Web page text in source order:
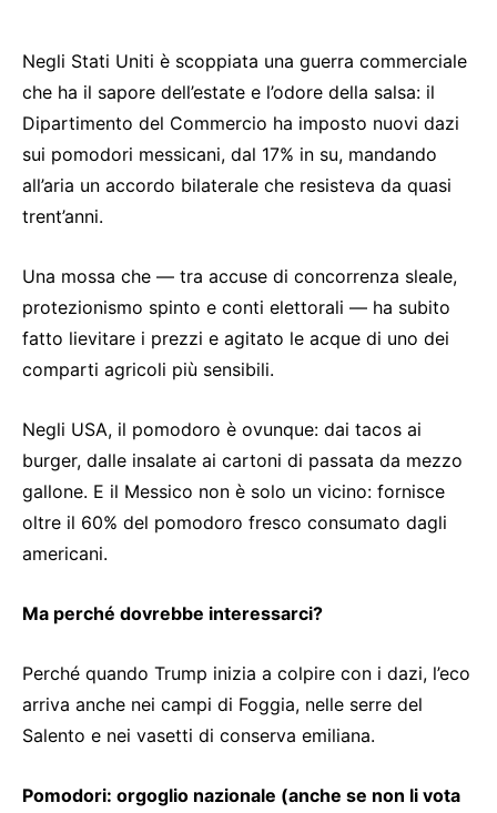
Negli Stati Uniti è scoppiata una guerra commerciale
che ha il sapore dell’estate e l’odore della salsa: il
Dipartimento del Commercio ha imposto nuovi dazi
sui pomodori messicani, dal 17% in su, mandando
all’aria un accordo bilaterale che resisteva da quasi
trent’anni.
Una mossa che — tra accuse di concorrenza sleale,
protezionismo spinto e conti elettorali — ha subito
fatto lievitare i prezzi e agitato le acque di uno dei
comparti agricoli più sensibili.
Negli USA, il pomodoro è ovunque: dai tacos ai
burger, dalle insalate ai cartoni di passata da mezzo
gallone. E il Messico non è solo un vicino: fornisce
oltre il 60% del pomodoro fresco consumato dagli
americani.
Ma perché dovrebbe interessarci?
Perché quando Trump inizia a colpire con i dazi, l’eco
arriva anche nei campi di Foggia, nelle serre del
Salento e nei vasetti di conserva emiliana.
Pomodori: orgoglio nazionale (anche se non li vota